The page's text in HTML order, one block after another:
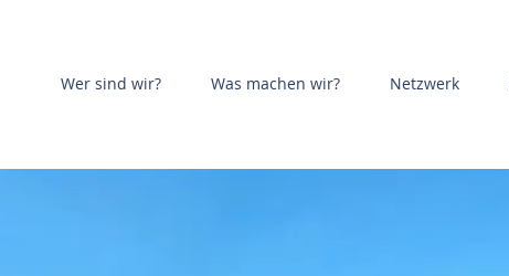
Wer sind wir? Was machen wir? Netzwerk